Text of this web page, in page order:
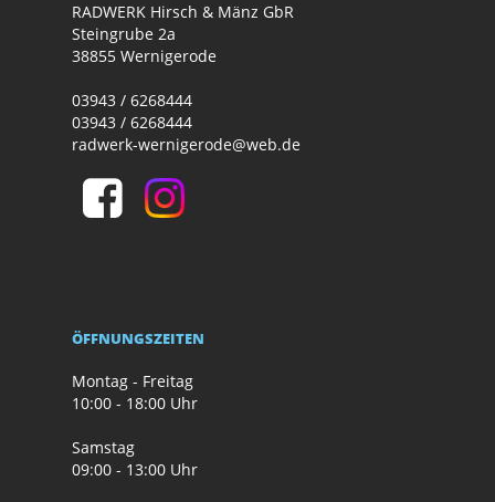
RADWERK Hirsch & Mänz GbR
Steingrube 2a
38855 Wernigerode
03943 / 6268444
03943 / 6268444
radwerk-wernigerode@web.de
ÖFFNUNGSZEITEN
Montag - Freitag
10:00 - 18:00 Uhr
Samstag
09:00 - 13:00 Uhr